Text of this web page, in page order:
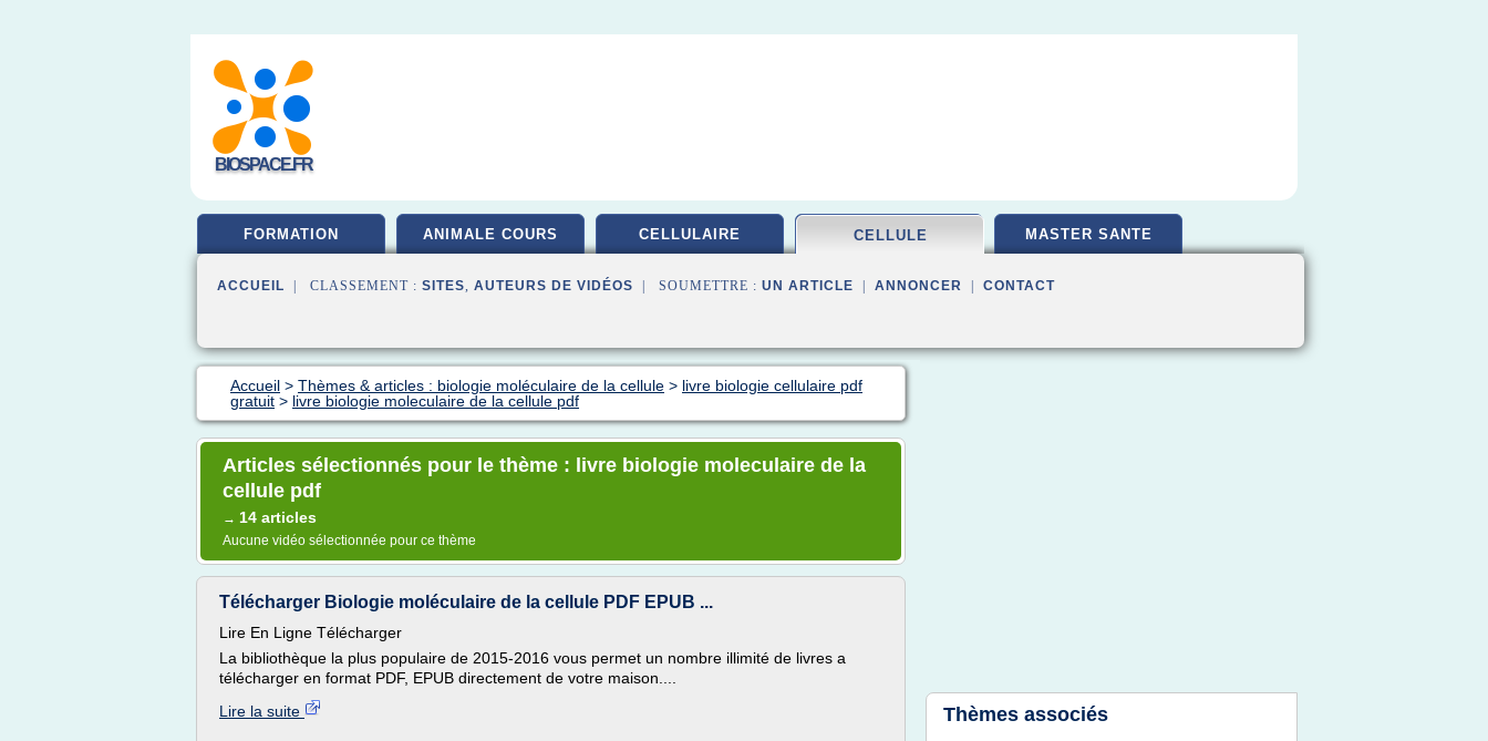
BIOSPACE.FR
FORMATION ANIMALE COURS CELLULAIRE CELLULE MASTER SANTE
ACCUEIL | CLASSEMENT : SITES, AUTEURS DE VIDÉOS | SOUMETTRE : UN ARTICLE ANNONCER CONTACT
Accueil > Thèmes & articles : biologie moléculaire de la cellule > livre biologie cellulaire pdf
gratuit > livre biologie moleculaire de la cellule pdf
Articles sélectionnés pour le thème : livre biologie moleculaire de la
cellule pdf
→ 14 articles
Aucune vidéo sélectionnée pour ce thème
Télécharger Biologie moléculaire de la cellule PDF EPUB ...
Lire En Ligne Télécharger
La bibliothèque la plus populaire de 2015-2016 vous permet un nombre illimité de livres a
télécharger en format PDF, EPUB directement de votre maison....
Lire la suite
Thèmes associés